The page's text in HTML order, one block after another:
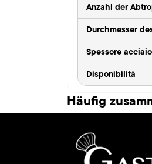
Anzahl der
Durchmesser
Spessore
Disponibilità
Häufig